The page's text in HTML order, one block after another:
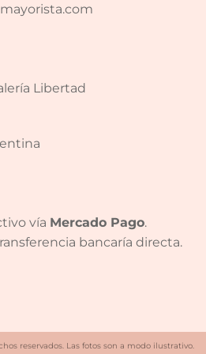
Libertad
vía Mercado Pago.
bancaría directa.
reservados. Las fotos son a modo ilustrativo.